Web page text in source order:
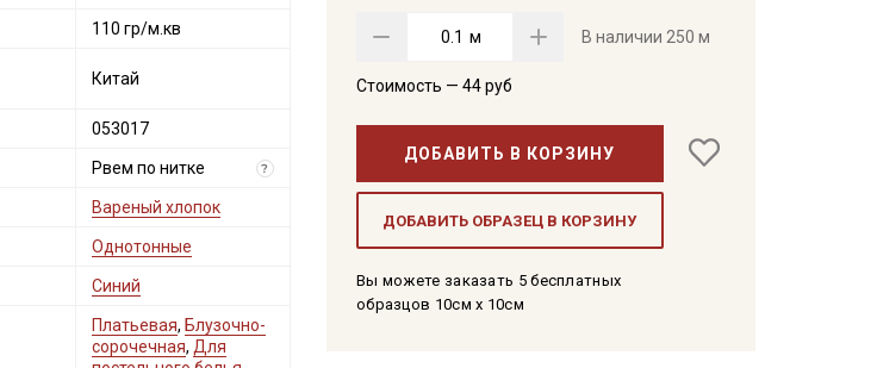
м В наличии 250 м
Стоимость — 44руб
ДОБАВИТЬ В КОРЗИНУ
ДОБАВИТЬ ОБРАЗЕЦ В КОРЗИНУ
Вы можете заказать 5 бесплатных
образцов 10см x 10см
110 гр/м.кв
Китай
053017
Рвем по нитке ?
Вареный хлопок
Однотонные
Синий
Платьевая, Блузочно-
сорочечная, Для